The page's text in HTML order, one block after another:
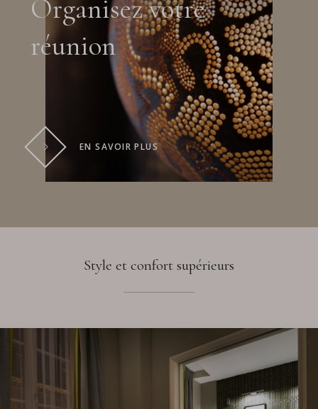
Organisez votre
réunion
EN SAVOIR PLUS
Style et confort supérieurs